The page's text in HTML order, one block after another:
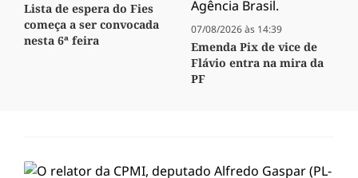
Lista de espera do Fies
começa a ser convocada
nesta 6ª feira
07/08/2026 às 14:39
Emenda Pix de vice de
Flávio entra na mira da
PF